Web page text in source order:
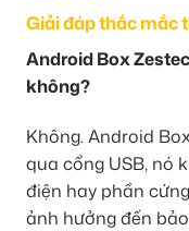
Giải đáp thắc mắc
Android Box
không?
Không. Android
qua cổng USB, nó
điện hay phần
ảnh hưởng đến